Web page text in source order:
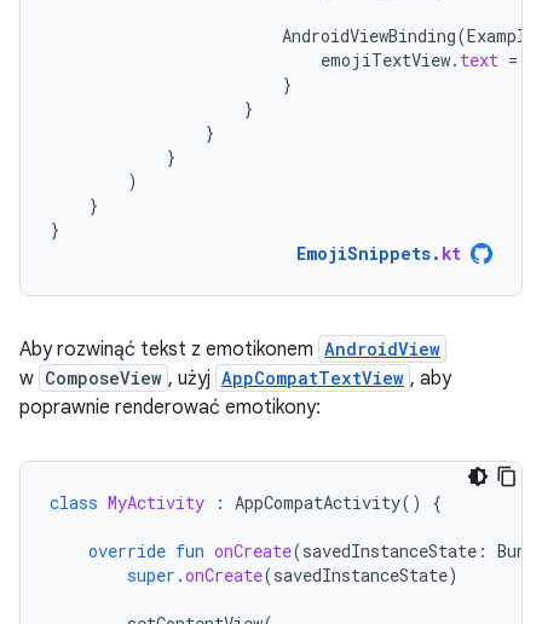
AndroidViewBinding(
emojiTextView. text =
}
}
}
}
)
}
}
EmojiSnippets. kt
Aby rozwinąć tekst z emotikonem AndroidView
w ComposeView , użyj AppCompatTextView , aby
poprawnie renderować emotikony:
class MyActivity : AppCompatActivity() {
override fun onCreate(savedInstanceState :
super .onCreate(savedInstanceState)